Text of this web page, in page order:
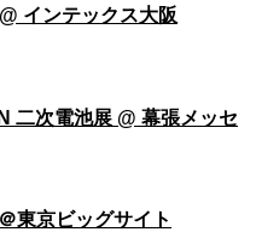
インテックス大阪
二次電池展 @ 幕張メッセ
東京ビッグサイト